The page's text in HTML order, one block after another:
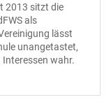
2013 sitzt die
als
lässt
unangetastet,
wahr.